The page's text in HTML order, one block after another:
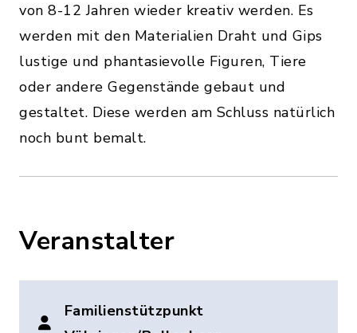
von 8-12 Jahren wieder kreativ werden. Es
werden mit den Materialien Draht und Gips
lustige und phantasievolle Figuren, Tiere
oder andere Gegenstände gebaut und
gestaltet. Diese werden am Schluss natürlich
noch bunt bemalt.
Veranstalter
Familienstützpunkt